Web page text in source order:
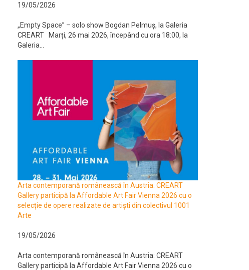
19/05/2026
„Empty Space” – solo show Bogdan Pelmuș, la Galeria
CREART Marți, 26 mai 2026, începând cu ora 18:00, la
Galeria...
Arta contemporană românească în Austria: CREART
Gallery participă la Affordable Art Fair Vienna 2026 cu o
selecție de opere realizate de artiști din colectivul 1001
Arte
19/05/2026
Arta contemporană românească în Austria: CREART
Gallery participă la Affordable Art Fair Vienna 2026 cu o